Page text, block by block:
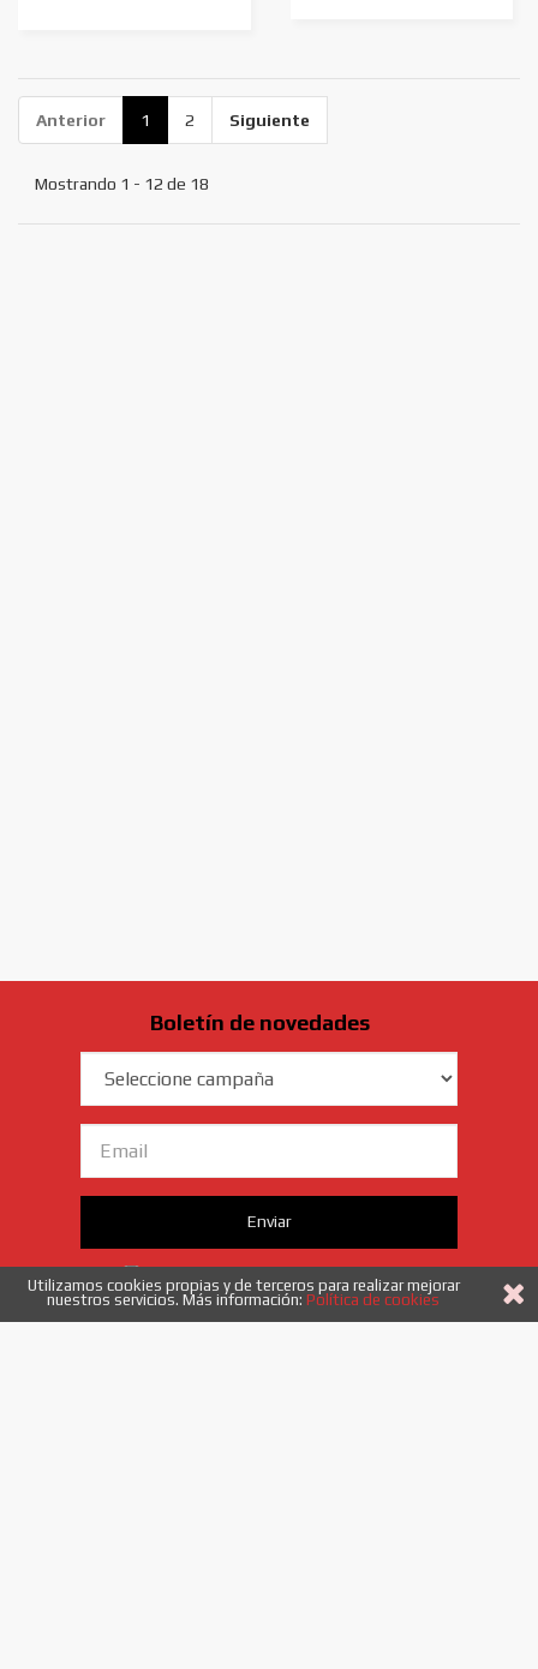
Anterior 1 2 Siguiente
Mostrando 1 - 12 de 18
Boletín de novedades
Enviar
Aceptolos términos y condiciones
Utilizamos cookies propias y de terceros para realizar mejorar
nuestros servicios. Más información:Política de cookies